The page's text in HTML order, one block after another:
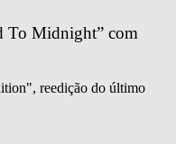
To Midnight” com
reedição do último